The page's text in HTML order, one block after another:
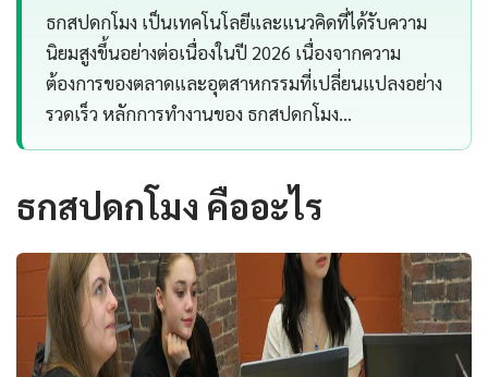
ธกสปดกโมง เป็นเทคโนโลยีและแนวคิดที่ได้รับความ
นิยมสูงขึ้นอย่างต่อเนื่องในปี 2026 เนื่องจากความ
ต้องการของตลาดและอุตสาหกรรมที่เปลี่ยนแปลงอย่าง
รวดเร็ว หลักการทำงานของ ธกสปดกโมง…
ธกสปดกโมง คืออะไร